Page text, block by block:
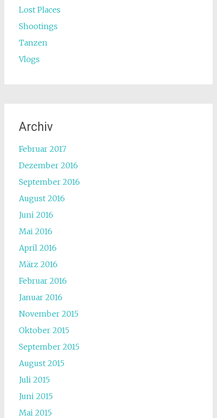
Lost Places
Shootings
Tanzen
Vlogs
Archiv
Februar 2017
Dezember 2016
September 2016
August 2016
Juni 2016
Mai 2016
April 2016
März 2016
Februar 2016
Januar 2016
November 2015
Oktober 2015
September 2015
August 2015
Juli 2015
Juni 2015
Mai 2015